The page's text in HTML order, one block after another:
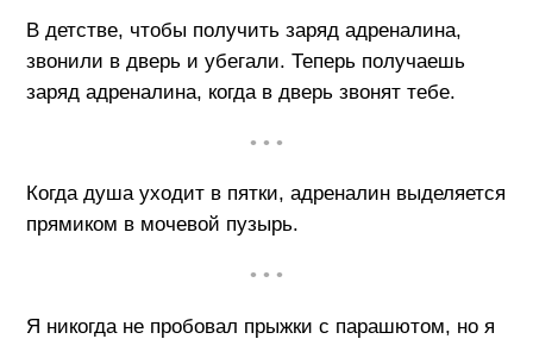
В детстве, чтобы получить заряд адреналина,
звонили в дверь и убегали. Теперь получаешь
заряд адреналина, когда в дверь звонят тебе.
• • •
Когда душа уходит в пятки, адреналин выделяется
прямиком в мочевой пузырь.
• • •
Я никогда не пробовал прыжки с парашютом, но я